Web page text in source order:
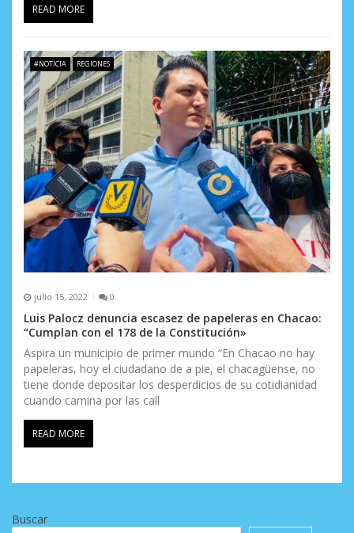
READ MORE
#NOTICIA REGIONES
julio 15, 2022 0
Luis Palocz denuncia escasez de papeleras en Chacao:
“Cumplan con el 178 de la Constitución»
Aspira un municipio de primer mundo “En Chacao no hay
papeleras, hoy el ciudadano de a pie, el chacagüense, no
tiene donde depositar los desperdicios de su cotidianidad
cuando camina por las call
READ MORE
Buscar